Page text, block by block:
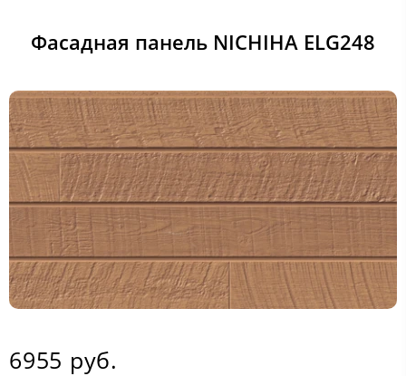
Фасадная панель NICHIHA ELG248
6955 руб.